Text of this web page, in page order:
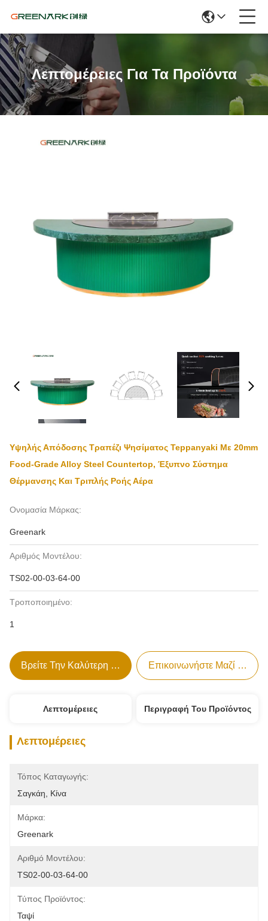
Λεπτομέρειες Για Τα Προϊόντα
Υψηλής Απόδοσης Τραπέζι Ψησίματος Teppanyaki Με 20mm
Food-Grade Alloy Steel Countertop, Έξυπνο Σύστημα
Θέρμανσης Και Τριπλής Ροής Αέρα
Ονομασία Μάρκας:
Greenark
Αριθμός Μοντέλου:
TS02-00-03-64-00
Τροποποιημένο:
1
Βρείτε Την Καλύτερη Τιμή Επικοινωνήστε Μαζί Μας
Λεπτομέρειες Περιγραφή Του Προϊόντος
Λεπτομέρειες
Τόπος Καταγωγής:
Σαγκάη, Κίνα
Μάρκα:
Greenark
Αριθμό Μοντέλου:
TS02-00-03-64-00
Τύπος Προϊόντος:
Ταψί